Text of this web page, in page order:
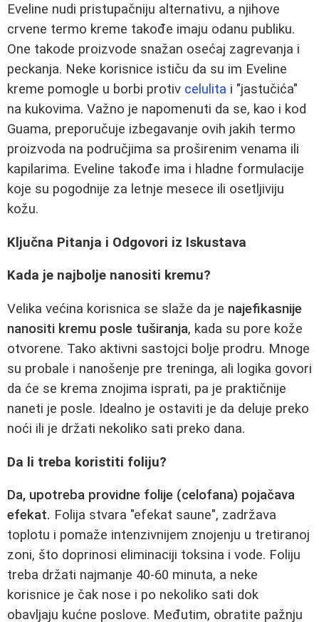
Eveline nudi pristupačniju alternativu, a njihove
crvene termo kreme takođe imaju odanu publiku.
One takode proizvode snažan osećaj zagrevanja i
peckanja. Neke korisnice ističu da su im Eveline
kreme pomogle u borbi protiv celulita i "jastučića"
na kukovima. Važno je napomenuti da se, kao i kod
Guama, preporučuje izbegavanje ovih jakih termo
proizvoda na područjima sa proširenim venama ili
kapilarima. Eveline takođe ima i hladne formulacije
koje su pogodnije za letnje mesece ili osetljiviju
kožu.
Ključna Pitanja i Odgovori iz Iskustava
Kada je najbolje nanositi kremu?
Velika većina korisnica se slaže da je najefikasnije
nanositi kremu posle tuširanja, kada su pore kože
otvorene. Tako aktivni sastojci bolje prodru. Mnoge
su probale i nanošenje pre treninga, ali logika govori
da će se krema znojima isprati, pa je praktičnije
naneti je posle. Idealno je ostaviti je da deluje preko
noći ili je držati nekoliko sati preko dana.
Da li treba koristiti foliju?
Da, upotreba providne folije (celofana) pojačava
efekat. Folija stvara "efekat saune", zadržava
toplotu i pomaže intenzivnijem znojenju u tretiranoj
zoni, što doprinosi eliminaciji toksina i vode. Foliju
treba držati najmanje 40-60 minuta, a neke
korisnice je čak nose i po nekoliko sati dok
obavljaju kućne poslove. Međutim, obratite pažnju